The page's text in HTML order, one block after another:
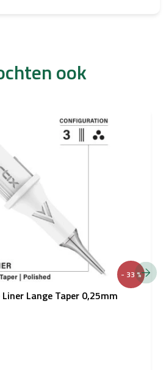
ook
- 33 %
Lange Taper 0,25mm